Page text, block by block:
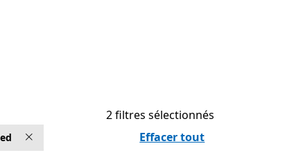
2 filtres sélectionnés
Effacer tout